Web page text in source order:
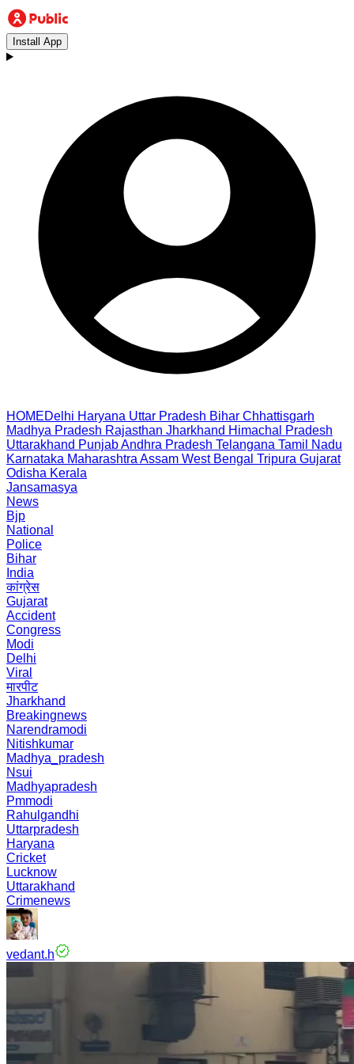
Install App
HOMEDelhi Haryana Uttar Pradesh Bihar Chhattisgarh
Madhya Pradesh Rajasthan Jharkhand Himachal Pradesh
Uttarakhand PunjabAndhra Pradesh Telangana Tamil Nadu
Karnataka Maharashtra Assam West Bengal Tripura Gujarat
Odisha Kerala
Jansamasya
News
Bjp
National
Police
Bihar
India
कांग्रेस
Gujarat
Accident
Congress
Modi
Delhi
Viral
मारपीट
Jharkhand
Breakingnews
Narendramodi
Nitishkumar
Madhya_pradesh
Nsui
Madhyapradesh
Pmmodi
Rahulgandhi
Uttarpradesh
Haryana
Cricket
Lucknow
Uttarakhand
Crimenews
vedant.h